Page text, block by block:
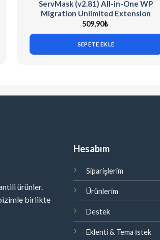
ServMask (v2.81) All-in-One WP
Migration Unlimited Extension
509,90₺
SEPETE EKLE
ürünler.
birlikte
Hesabım
Siparişlerim
Ürünlerim
Destek
Eklenti & Tema İstek